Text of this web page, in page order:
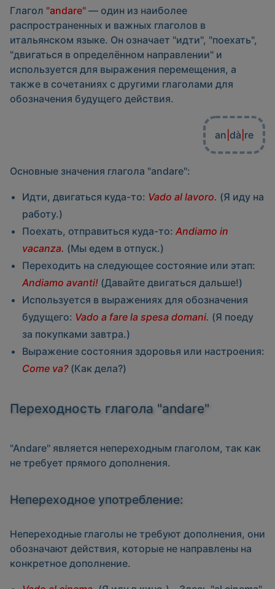
Глагол "andare" — один из наиболее
распространенных и важных глаголов в
итальянском языке. Он означает "идти", "поехать",
"двигаться в определённом направлении" и
используется для выражения перемещения, а
также в сочетаниях с другими глаголами для
обозначения будущего действия.
an dà re
Основные значения глагола "andare":
Идти, двигаться куда-то: Vado al lavoro. (Я иду на
работу.)
Поехать, отправиться куда-то: Andiamo in
vacanza. (Мы едем в отпуск.)
Переходить на следующее состояние или этап:
Andiamo avanti! (Давайте двигаться дальше!)
Используется в выражениях для обозначения
будущего: Vado a fare la spesa domani. (Я поеду
за покупками завтра.)
Выражение состояния здоровья или настроения:
Come va?(Как дела?)
Переходность глагола "andare"
"Andare" является непереходным глаголом, так как
не требует прямого дополнения.
Непереходное употребление:
Непереходные глаголы не требуют дополнения, они
обозначают действия, которые не направлены на
конкретное дополнение.